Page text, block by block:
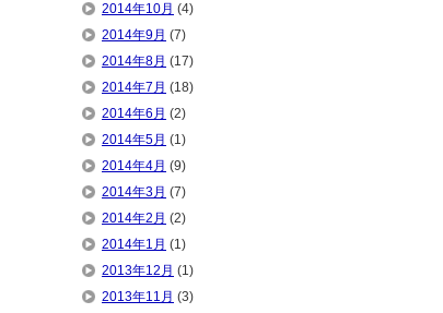
2014年10月 (4)
2014年9月 (7)
2014年8月 (17)
2014年7月 (18)
2014年6月 (2)
2014年5月 (1)
2014年4月 (9)
2014年3月 (7)
2014年2月 (2)
2014年1月 (1)
2013年12月 (1)
2013年11月 (3)